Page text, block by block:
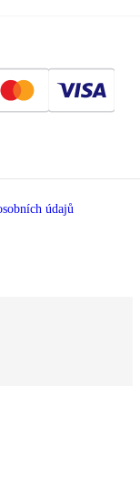
údajů